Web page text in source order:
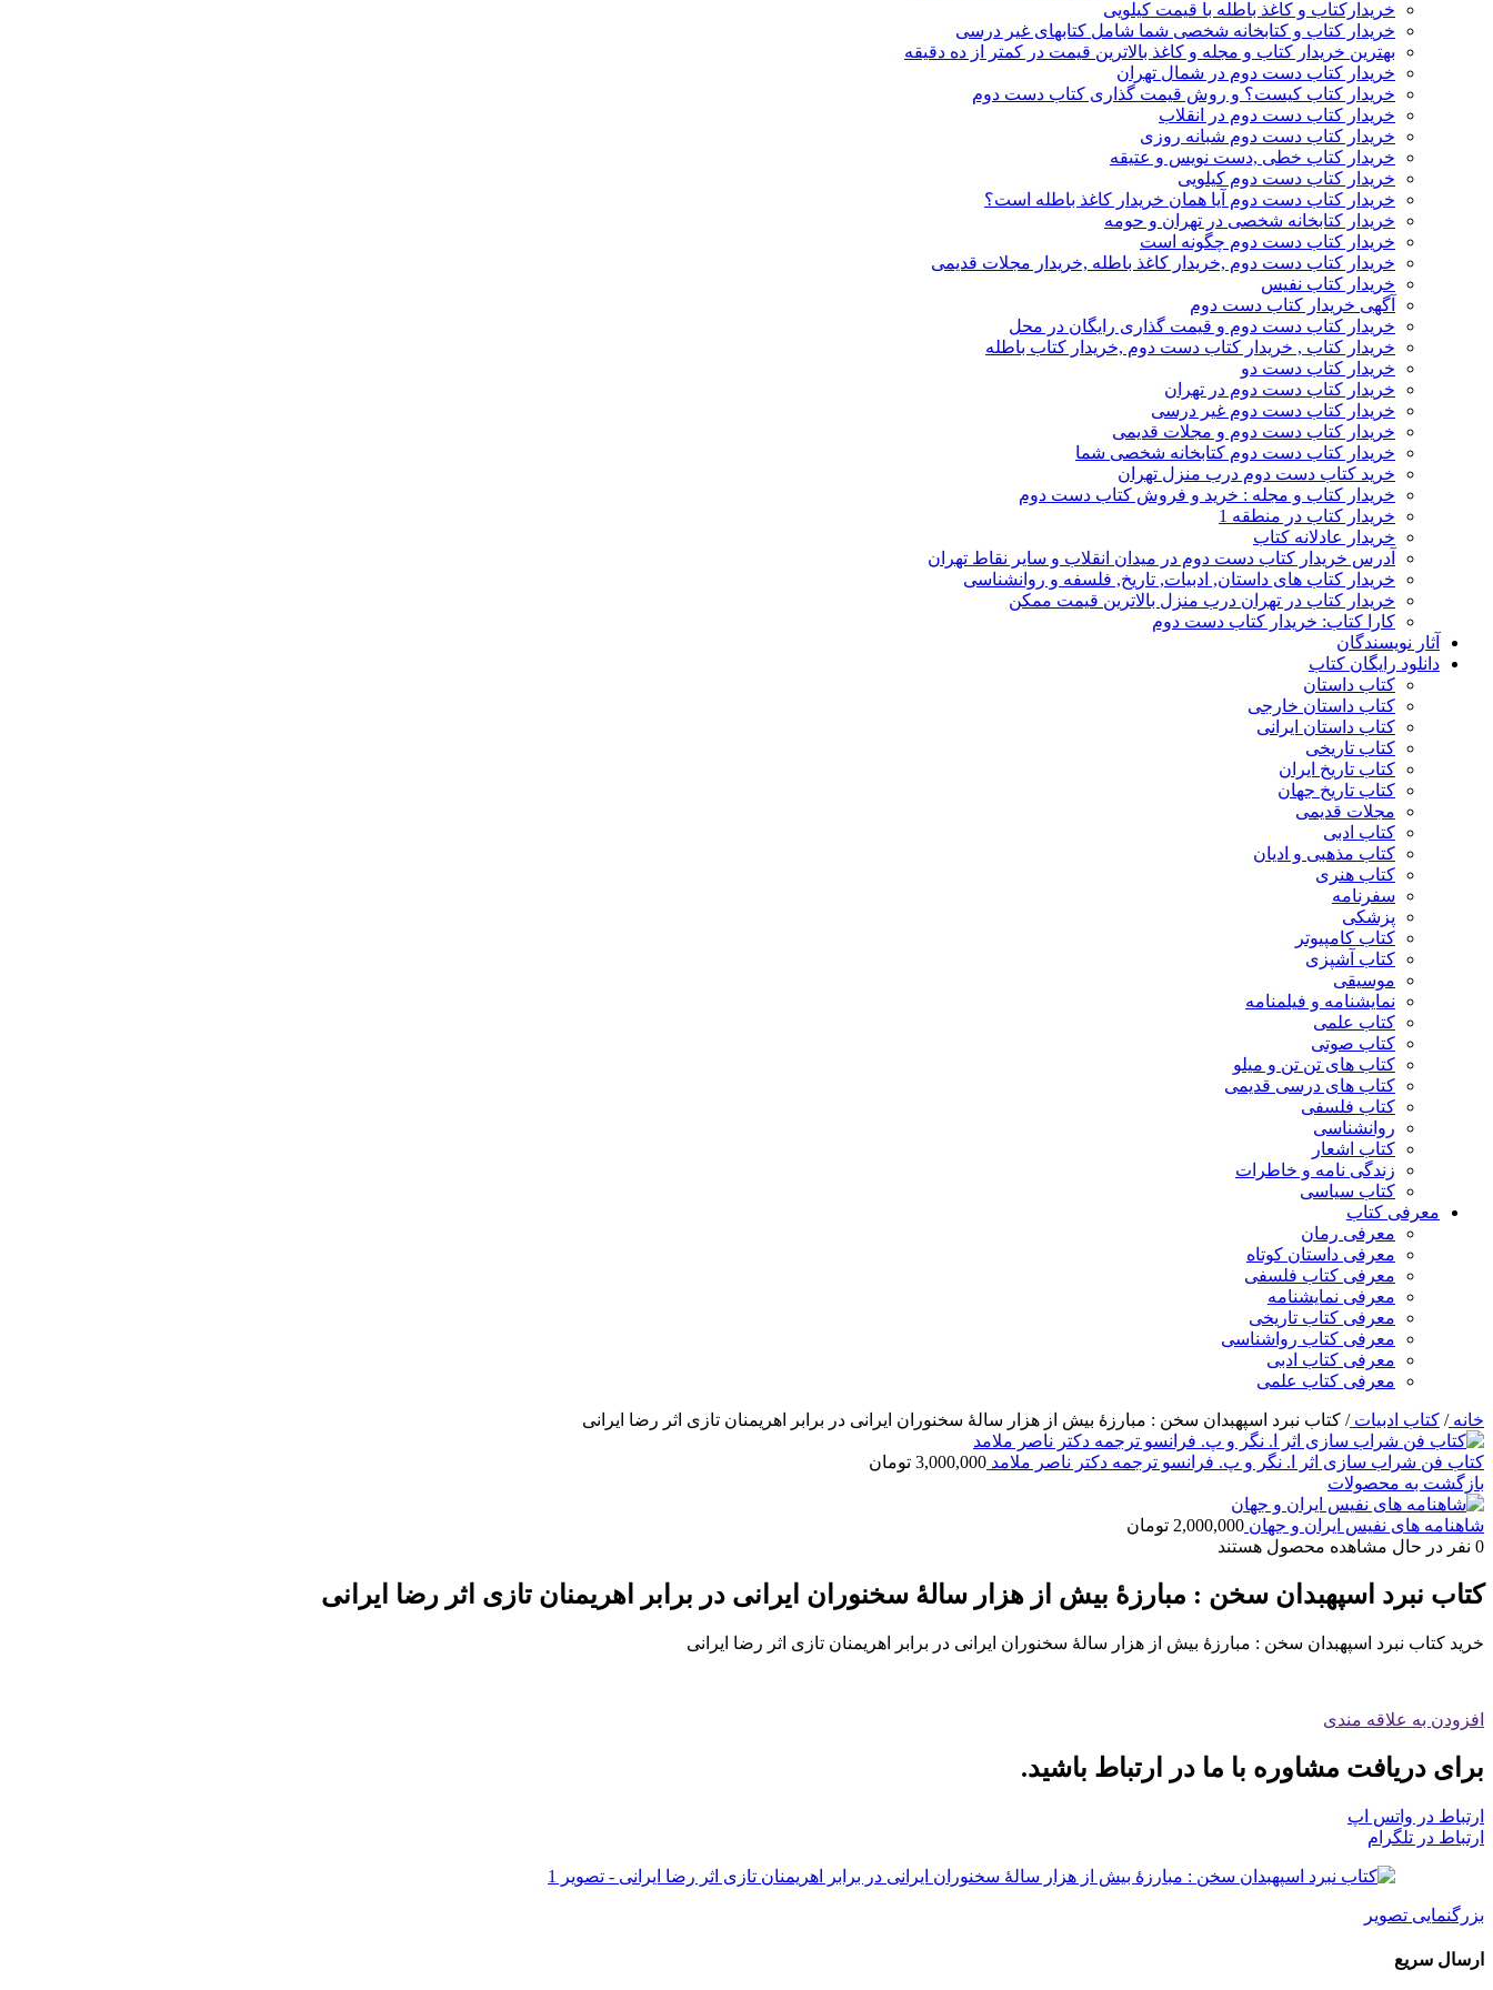
خریدارکتاب و کاغذ باطله با قیمت کیلویی
خریدار کتاب و کتابخانه شخصی شما شامل کتابهای غیر درسی
بهترین خریدار کتاب و مجله و کاغذ بالاترین قیمت در کمتر از ده دقیقه
خریدار کتاب دست دوم در شمال تهران
خریدار کتاب کیست؟ و روش قیمت گذاری کتاب دست دوم
خریدار کتاب دست دوم در انقلاب
خریدار کتاب دست دوم شبانه روزی
خریدار کتاب خطی ,دست نویس و عتیقه
خریدار کتاب دست دوم کیلویی
خریدار کتاب دست دوم آیا همان خریدار کاغذ باطله است؟
خریدار کتابخانه شخصی در تهران و حومه
خریدار کتاب دست دوم چگونه است
خریدار کتاب دست دوم ,خریدار کاغذ باطله ,خریدار مجلات قدیمی
خریدار کتاب نفیس
آگهی خریدار کتاب دست دوم
خریدار کتاب دست دوم و قیمت گذاری رایگان در محل
خریدار کتاب , خریدار کتاب دست دوم ,خریدار کتاب باطله
خریدار کتاب دست دو
خریدار کتاب دست دوم در تهران
خریدار کتاب دست دوم غیر درسی
خریدار کتاب دست دوم و مجلات قدیمی
خریدار کتاب دست دوم کتابخانه شخصی شما
خرید کتاب دست دوم درب منزل تهران
خریدار کتاب و مجله : خرید و فروش کتاب دست دوم
خریدار کتاب در منطقه 1
خریدار عادلانه کتاب
آدرس خریدار کتاب دست دوم در میدان انقلاب و سایر نقاط تهران
خریدار کتاب های داستان, ادبیات, تاریخ, فلسفه و روانشناسی
خریدار کتاب در تهران درب منزل بالاترین قیمت ممکن
کارا کتاب: خریدار کتاب دست دوم
آثار نویسندگان
دانلود رایگان کتاب
کتاب داستان
کتاب داستان خارجی
کتاب داستان ایرانی
کتاب تاریخی
کتاب تاریخ ایران
کتاب تاریخ جهان
مجلات قدیمی
کتاب ادبی
کتاب مذهبی و ادیان
کتاب هنری
سفرنامه
پزشکی
کتاب کامپیوتر
کتاب آشپزی
موسیقی
نمایشنامه و فیلمنامه
کتاب علمی
کتاب صوتی
کتاب های تن تن و میلو
کتاب های درسی قدیمی
کتاب فلسفی
روانشناسی
کتاب اشعار
زندگی نامه و خاطرات
کتاب سیاسی
معرفی کتاب
معرفی رمان
معرفی داستان کوتاه
معرفی کتاب فلسفی
معرفی نمایشنامه
معرفی کتاب تاریخی
معرفی کتاب رواشناسی
معرفی کتاب ادبی
معرفی کتاب علمی
خانه/ کتاب ادبیات/ کتاب نبرد اسپهبدان سخن : مبارزۀ بیش از هزار سالۀ سخنوران ایرانی در برابر اهریمنان تازی اثر رضا ایرانی
کتاب فن شراب سازی اثر ا. نگر و پ. فرانسو ترجمه دکتر ناصر ملامد 3,000,000 تومان
بازگشت به محصولات
شاهنامه های نفیس ایران و جهان 2,000,000 تومان
0 نفر در حال مشاهده محصول هستند
کتاب نبرد اسپهبدان سخن : مبارزۀ بیش از هزار سالۀ سخنوران ایرانی در برابر اهریمنان تازی اثر رضا ایرانی
خرید کتاب نبرد اسپهبدان سخن : مبارزۀ بیش از هزار سالۀ سخنوران ایرانی در برابر اهریمنان تازی اثر رضا ایرانی
افزودن به علاقه مندی
برای دریافت مشاوره با ما در ارتباط باشید.
ارتباط در واتس اپ
ارتباط در تلگرام
بزرگنمایی تصویر
ارسال سریع